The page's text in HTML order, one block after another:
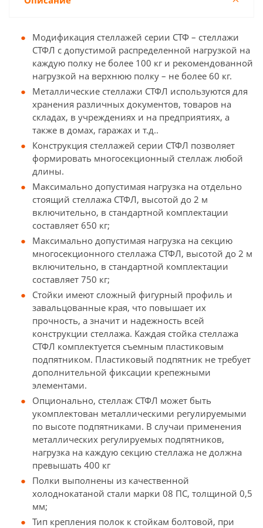
Модификация стеллажей серии СТФ – стеллажи
СТФЛ с допустимой распределенной нагрузкой на
каждую полку не более 100 кг и рекомендованной
нагрузкой на верхнюю полку – не более 60 кг.
Металлические стеллажи СТФЛ используются для
хранения различных документов, товаров на
складах, в учреждениях и на предприятиях, а
также в домах, гаражах и т.д..
Конструкция стеллажей серии СТФЛ позволяет
формировать многосекционный стеллаж любой
длины.
Максимально допустимая нагрузка на отдельно
стоящий стеллажа СТФЛ, высотой до 2 м
включительно, в стандартной комплектации
составляет 650 кг;
Максимально допустимая нагрузка на секцию
многосекционного стеллажа СТФЛ, высотой до 2 м
включительно, в стандартной комплектации
составляет 750 кг;
Стойки имеют сложный фигурный профиль и
завальцованные края, что повышает их
прочность, а значит и надежность всей
конструкции стеллажа. Каждая стойка стеллажа
СТФЛ комплектуется съемным пластиковым
подпятником. Пластиковый подпятник не требует
дополнительной фиксации крепежными
элементами.
Опционально, стеллаж СТФЛ может быть
укомплектован металлическими регулируемыми
по высоте подпятниками. В случаи применения
металлических регулируемых подпятников,
нагрузка на каждую секцию стеллажа не должна
превышать 400 кг
Полки выполнены из качественной
холоднокатаной стали марки 08 ПС, толщиной 0,5
мм;
Тип крепления полок к стойкам болтовой, при